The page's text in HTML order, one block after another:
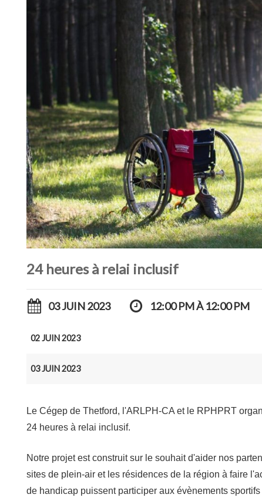
24 heures à relai inclusif
03 JUIN 2023 12:00 PM À 12:00 PM
02 JUIN 2023
03 JUIN 2023
Le Cégep de Thetford, l'ARLPH-CA et le RPHPRT
24 heures à relai inclusif.
Notre projet est construit sur le souhait d'aider nos
sites de plein-air et les résidences de la région à faire
de handicap puissent participer aux évènements